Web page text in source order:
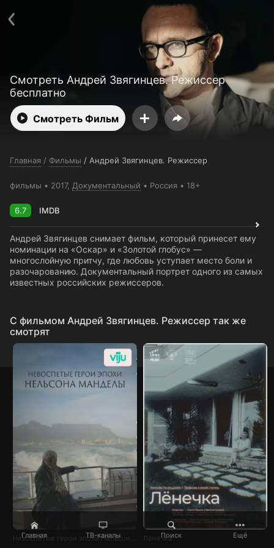
Главная ТВ-каналы Поиск Ещё
Смотреть Андрей Звягинцев. Режиссер
бесплатно
Смотреть Фильм
Главная / Фильмы / Андрей Звягинцев. Режиссер
фильмы 2017, Документальный Россия 18+
6.7 IMDB
Андрей Звягинцев снимает фильм, который принесет ему
номинации на «Оскар» и «Золотой глобус» —
многослойную притчу, где любовь уступает место боли и
разочарованию. Документальный портрет одного из самых
известных российских режиссеров.
C фильмом Андрей Звягинцев. Режиссер так же
смотрят
Лёнечка
Пользовательское соглашение
Для партнёров
Ввести промокод
Установить на ТВ
Бесплатные каналы Контакты